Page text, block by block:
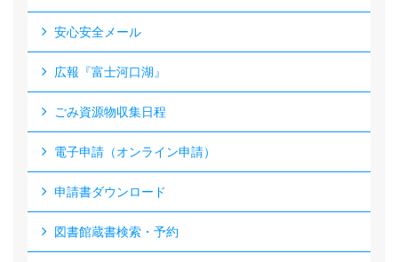
安心安全メール
広報『富士河口湖』
ごみ資源物収集日程
電子申請（オンライン申請）
申請書ダウンロード
図書館蔵書検索・予約